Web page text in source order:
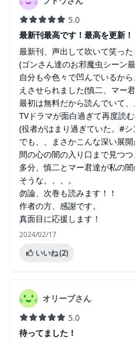
5.0
最新刊最高です！最高を更新！
最新刊、声出して吹いて笑った
(ゴンさん達のお邪魔虫シーン
自分も今色々で凹んでいるか
えさせられました(慎二、マー
最初は無料だから読んでいて、
TVドラマが面白過ぎて再度読む
(役者がはまり過ぎていた。#
でも、、まさかこんな深い展
間の心の闇の入り口まで見つ
多分、慎二とマー君達が私の
そうな、、、。
勿論、次巻も読みます！！
作者の方、感謝です。
真面目に応援します！
2024/02/17
いいね(2)
オリーブさん
5.0
待ってました！